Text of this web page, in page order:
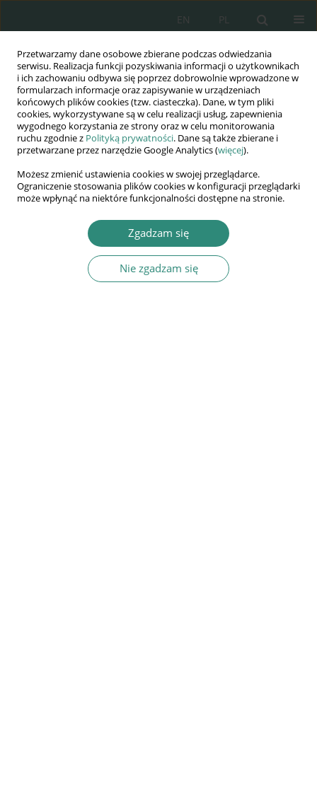
Przetwarzamy dane osobowe zbierane podczas odwiedzania
serwisu. Realizacja funkcji pozyskiwania informacji o użytkownikach
i ich zachowaniu odbywa się poprzez dobrowolnie wprowadzone w
formularzach informacje oraz zapisywanie w urządzeniach
końcowych plików cookies (tzw. ciasteczka). Dane, w tym pliki
cookies, wykorzystywane są w celu realizacji usług, zapewnienia
wygodnego korzystania ze strony oraz w celu monitorowania
ruchu zgodnie z Polityką prywatności. Dane są także zbierane i
przetwarzane przez narzędzie Google Analytics (więcej).
Możesz zmienić ustawienia cookies w swojej przeglądarce.
Ograniczenie stosowania plików cookies w konfiguracji przeglądarki
może wpłynąć na niektóre funkcjonalności dostępne na stronie.
Zgadzam się
Nie zgadzam się
PL
EN
Wydawnictwo
AWSGE
Akademia Nauk Stosowanych
WSGE
im. Alcide De Gasperi
Małgorzata Kamińska-
Juckiewicz